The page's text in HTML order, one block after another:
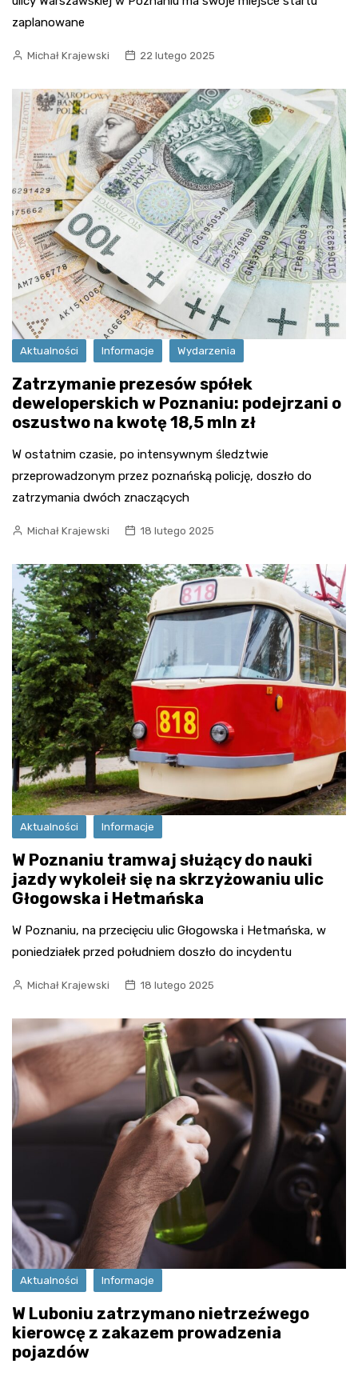
zaplanowane
Michał Krajewski 22 lutego 2025
Aktualności Informacje Wydarzenia
Zatrzymanie prezesów spółek
deweloperskich w Poznaniu: podejrzani o
oszustwo na kwotę 18,5 mln zł
W ostatnim czasie, po intensywnym śledztwie
przeprowadzonym przez poznańską policję, doszło do
zatrzymania dwóch znaczących
Michał Krajewski 18 lutego 2025
Aktualności Informacje
W Poznaniu tramwaj służący do nauki
jazdy wykoleił się na skrzyżowaniu ulic
Głogowska i Hetmańska
W Poznaniu, na przecięciu ulic Głogowska i Hetmańska, w
poniedziałek przed południem doszło do incydentu
Michał Krajewski 18 lutego 2025
Aktualności Informacje
W Luboniu zatrzymano nietrzeźwego
kierowcę z zakazem prowadzenia
pojazdów